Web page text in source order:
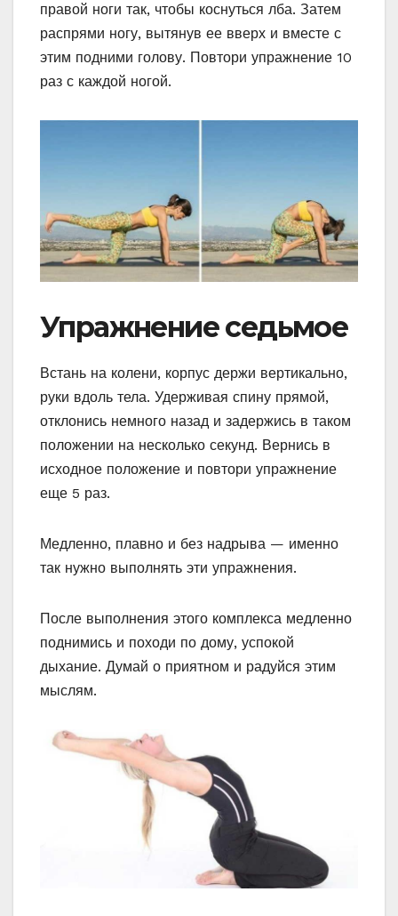
правой ноги так, чтобы коснуться лба. Затем
распрями ногу, вытянув ее вверх и вместе с
этим подними голову. Повтори упражнение 10
раз с каждой ногой.
Упражнение седьмое
Встань на колени, корпус держи вертикально,
руки вдоль тела. Удерживая спину прямой,
отклонись немного назад и задержись в таком
положении на несколько секунд. Вернись в
исходное положение и повтори упражнение
еще 5 раз.
Медленно, плавно и без надрыва — именно
так нужно выполнять эти упражнения.
После выполнения этого комплекса медленно
поднимись и походи по дому, успокой
дыхание. Думай о приятном и радуйся этим
мыслям.